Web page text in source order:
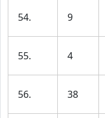
54. 9
55. 4
56. 38